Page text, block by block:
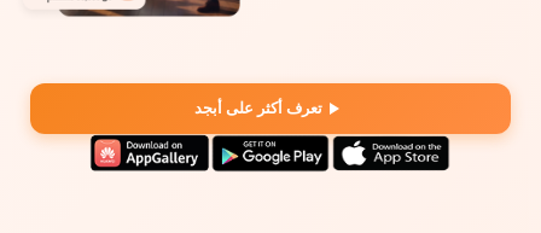
تعرف أكثر على أبجد